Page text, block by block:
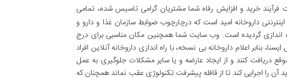
خرید و افزایش رفاه شما مشتریان گرامی تاسیس شده، تمامی
داروخانه امید است که درچارچوب ضوابط سازمان غذا و دارو و
اندازی گردیده است. وب سایت شما همچنین مکان مناسبی برای درج
بنابر اعلام داروخانه بی نسخه، با راه اندازی داروخانه آنلاین افراد
دریافت کنند و از ایجاد عارضه و یا سایر مشکلات جلوگیری به عمل
آن را اجرایی کند تا از قافله پیشرفت تکنولوژی عقب نماند همچنان که